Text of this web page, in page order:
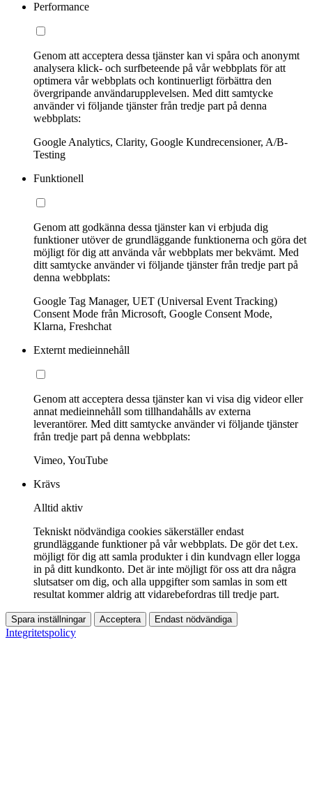
Performance
Genom att acceptera dessa tjänster kan vi spåra och anonymt
analysera klick- och surfbeteende på vår webbplats för att
optimera vår webbplats och kontinuerligt förbättra den
övergripande användarupplevelsen. Med ditt samtycke
använder vi följande tjänster från tredje part på denna
webbplats:
Google Analytics, Clarity, Google Kundrecensioner, A/B-
Testing
Funktionell
Genom att godkänna dessa tjänster kan vi erbjuda dig
funktioner utöver de grundläggande funktionerna och göra det
möjligt för dig att använda vår webbplats mer bekvämt. Med
ditt samtycke använder vi följande tjänster från tredje part på
denna webbplats:
Google Tag Manager, UET (Universal Event Tracking)
Consent Mode från Microsoft, Google Consent Mode,
Klarna, Freshchat
Externt medieinnehåll
Genom att acceptera dessa tjänster kan vi visa dig videor eller
annat medieinnehåll som tillhandahålls av externa
leverantörer. Med ditt samtycke använder vi följande tjänster
från tredje part på denna webbplats:
Vimeo, YouTube
Krävs
Alltid aktiv
Tekniskt nödvändiga cookies säkerställer endast
grundläggande funktioner på vår webbplats. De gör det t.ex.
möjligt för dig att samla produkter i din kundvagn eller logga
in på ditt kundkonto. Det är inte möjligt för oss att dra några
slutsatser om dig, och alla uppgifter som samlas in som ett
resultat kommer aldrig att vidarebefordras till tredje part.
Spara inställningar Acceptera Endast nödvändiga
Integritetspolicy